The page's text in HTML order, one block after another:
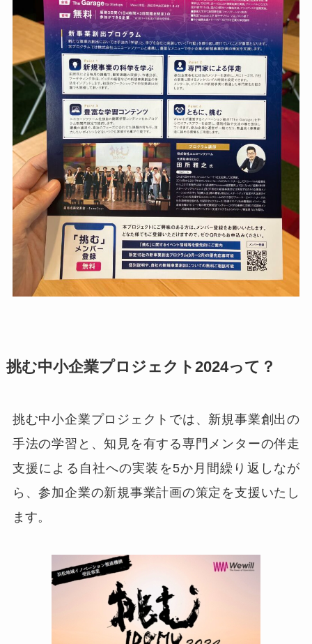
挑む中小企業プロジェクト2024って？
挑む中小企業プロジェクトでは、新規事業創出の
手法の学習と、知見を有する専門メンターの伴走
支援による自社への実装を5か月間繰り返しなが
ら、参加企業の新規事業計画の策定を支援いたし
ます。